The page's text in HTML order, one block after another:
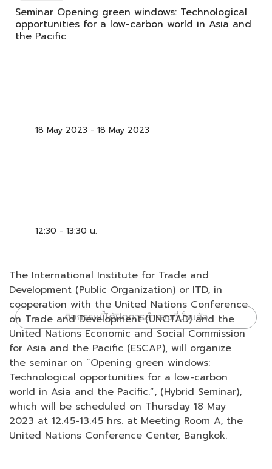
Seminar Opening green windows: Technological
opportunities for a low-carbon world in Asia and
the Pacific
18 May 2023 - 18 May 2023
12:30 - 13:30 น.
กิจกรรมนี้ได้ปิดการสำรองที่นั่งแล้ว
The International Institute for Trade and
Development (Public Organization) or ITD, in
cooperation with the United Nations Conference
on Trade and Development (UNCTAD) and the
United Nations Economic and Social Commission
for Asia and the Pacific (ESCAP), will organize
the seminar on “Opening green windows:
Technological opportunities for a low-carbon
world in Asia and the Pacific.”, (Hybrid Seminar),
which will be scheduled on Thursday 18 May
2023 at 12.45-13.45 hrs. at Meeting Room A, the
United Nations Conference Center, Bangkok.